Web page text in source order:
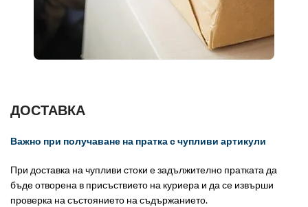
ДОСТАВКА
Важно при получаване на пратка с чупливи артикули
При доставка на чупливи стоки е задължително пратката да
бъде отворена в присъствието на куриера и да се извърши
проверка на състоянието на съдържанието.